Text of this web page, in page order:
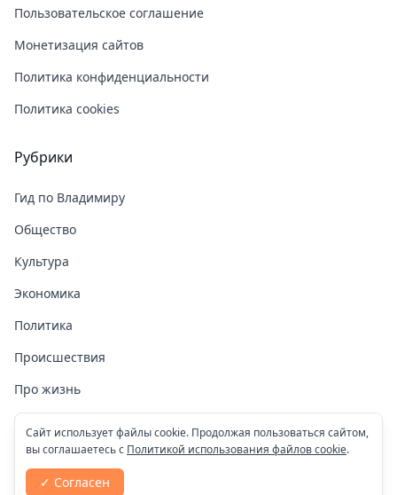
Пользовательское соглашение
Монетизация сайтов
Политика конфиденциальности
Политика cookies
Рубрики
Гид по Владимиру
Общество
Культура
Экономика
Политика
Происшествия
Про жизнь
Здоровье
COVID-19
Спорт
Сайт использует файлы cookie. Продолжая пользоваться сайтом,
вы соглашаетесь с Политикой использования файлов cookie.
✓ Согласен